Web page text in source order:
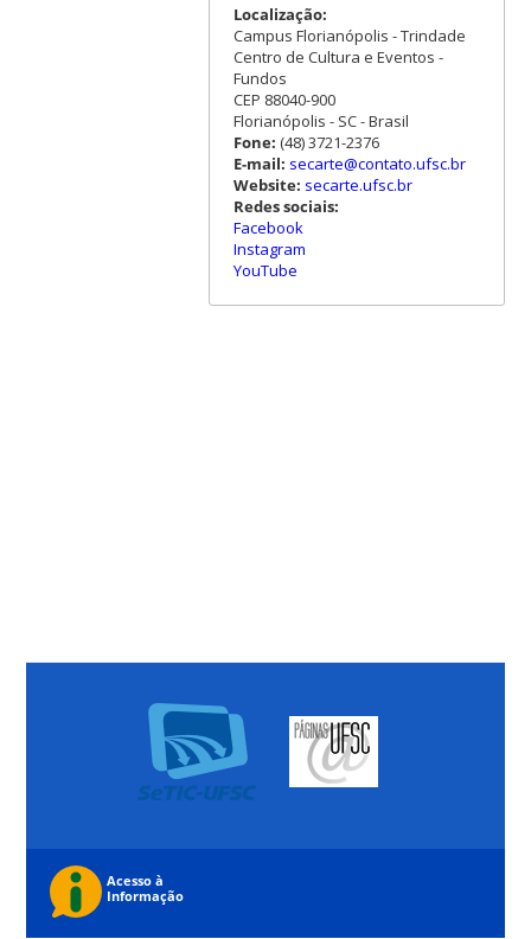
Localização:
Campus Florianópolis - Trindade
Centro de Cultura e Eventos -
Fundos
CEP 88040-900
Florianópolis - SC - Brasil
Fone: (48) 3721-2376
E-mail: secarte@contato.ufsc.br
Website: secarte.ufsc.br
Redes sociais:
Facebook
Instagram
YouTube